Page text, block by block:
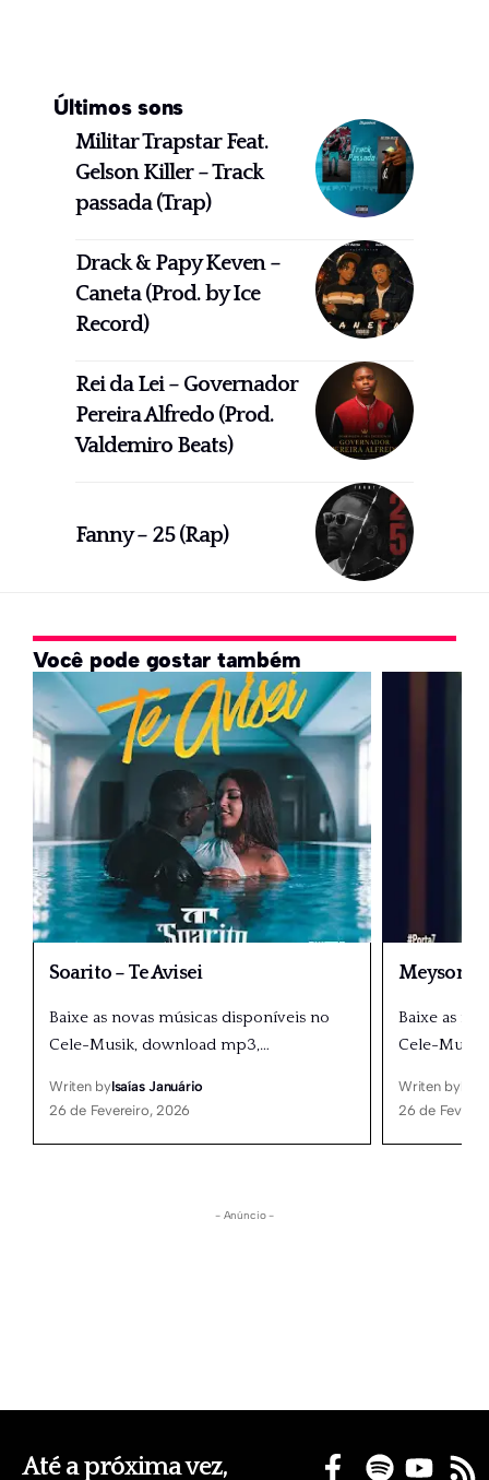
Últimos sons
Militar Trapstar Feat.
Gelson Killer – Track
passada (Trap)
Drack & Papy Keven –
Caneta (Prod. by Ice
Record)
Rei da Lei – Governador
Pereira Alfredo (Prod.
Valdemiro Beats)
Fanny – 25 (Rap)
Você pode gostar também
Soarito – Te Avisei
Baixe as novas músicas disponíveis no
Cele-Musik, download mp3,…
Writen byIsaías Januário
26 de Fevereiro, 2026
Meyson
Baixe as
Cele-
Writen by
26 de
- Anúncio -
Até a próxima vez,